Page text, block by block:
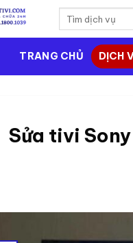
TRANG CHỦ DỊCH
Sửa tivi